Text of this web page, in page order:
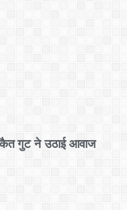
गुट ने उठाई आवाज